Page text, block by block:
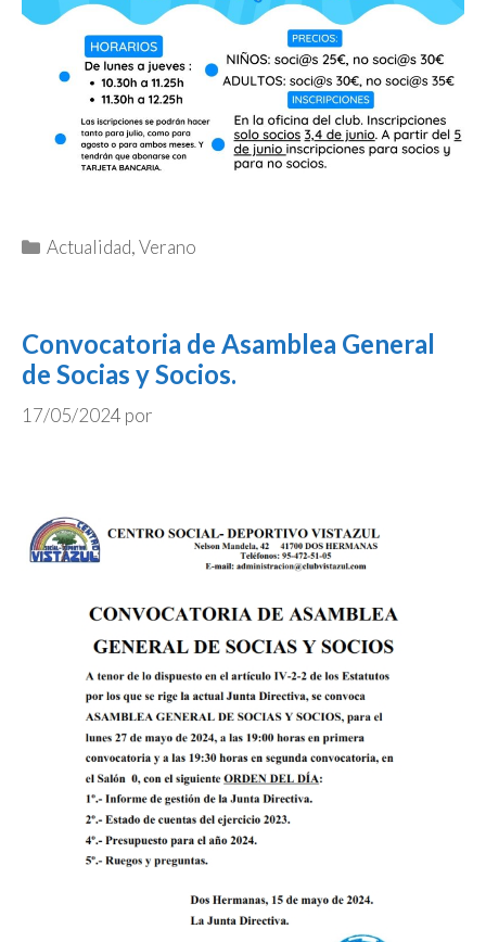
Categorías
Actualidad,Verano
Convocatoria de Asamblea General
de Socias y Socios.
17/05/2024 por